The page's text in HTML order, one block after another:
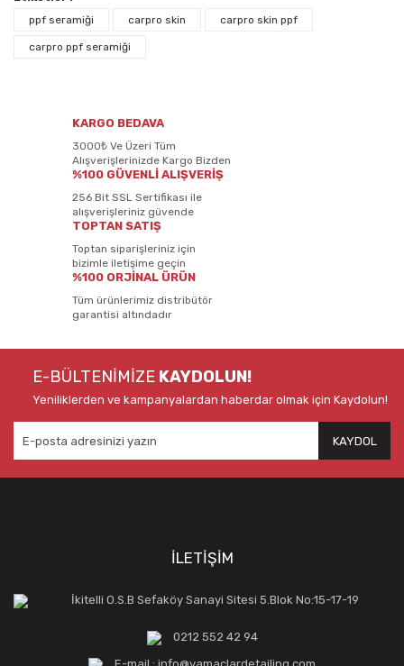
ppf seramiği
carpro skin carpro skin ppf
carpro ppf seramiği
KARGO BEDAVA
3000₺ Ve Üzeri Tüm
Alışverişlerinizde Kargo Bizden
%100 GÜVENLİ ALIŞVERİŞ
256 Bit SSL Sertifikası ile
alışverişleriniz güvende
TOPTAN SATIŞ
Toptan siparişleriniz için
bizimle iletişime geçin
%100 ORJİNAL ÜRÜN
Tüm ürünlerimiz distribütör
garantisi altındadır
E-BÜLTENİMİZE KAYDOLUN!
Yeniliklerden ve kampanyalardan haberdar olmak için Kaydolun!
KAYDOL
İLETİŞİM
İkitelli O.S.B Sefaköy Sanayi Sitesi 5.Blok No:15-17-19
0212 552 42 94